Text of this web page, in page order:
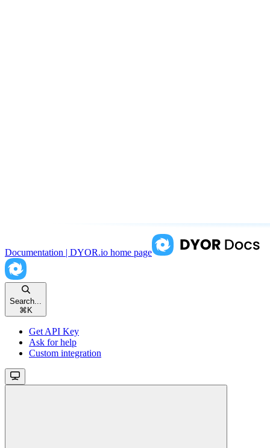
Documentation | DYOR.io home page
Search...
⌘K
Get API Key
Ask for help
Custom integration